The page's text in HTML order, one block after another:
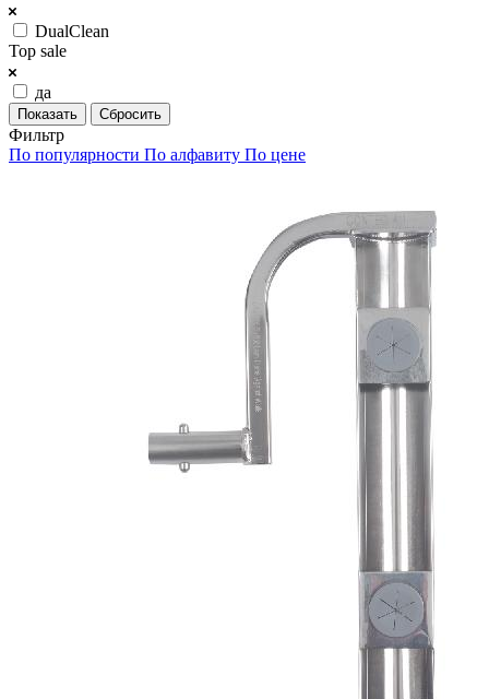
DualClean
Top sale
да
Сбросить
Фильтр
По популярности По алфавиту По цене